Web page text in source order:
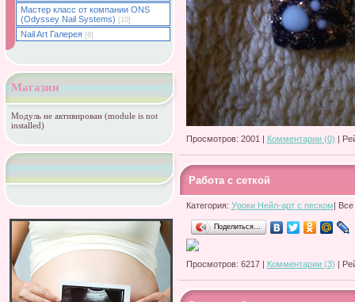
Просмотров: 2001 | Комментарии (0) |
Работа с сеткой
Категория: Уроки Нейл-арт с песком| Все
Поделиться…
Просмотров: 6217 | Комментарии (3) |
Мастер класс от компании ONS
(Odyssey Nail Systems)
[10]
Nail Art Галерея [6]
Магазин
Модуль не активирован (module is not
installed)